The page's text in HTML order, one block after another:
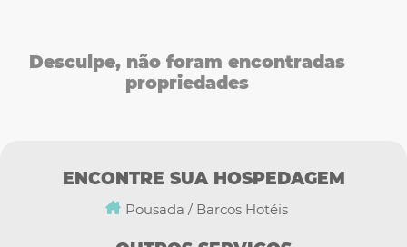
Ver resultados no mapa
Desculpe, não foram encontradas
propriedades
ENCONTRE SUA HOSPEDAGEM
Pousada / Barcos Hotéis